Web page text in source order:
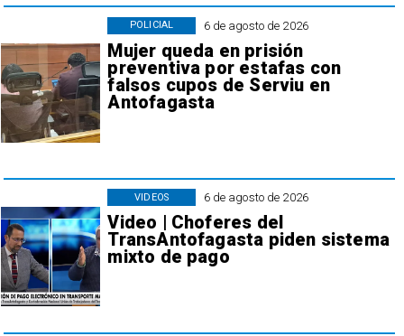
6 de agosto de 2026
Mujer queda en prisión
preventiva por estafas con
falsos cupos de Serviu en
Antofagasta
POLICIAL
6 de agosto de 2026
Video | Choferes del
TransAntofagasta piden sistema
mixto de pago
VIDEOS